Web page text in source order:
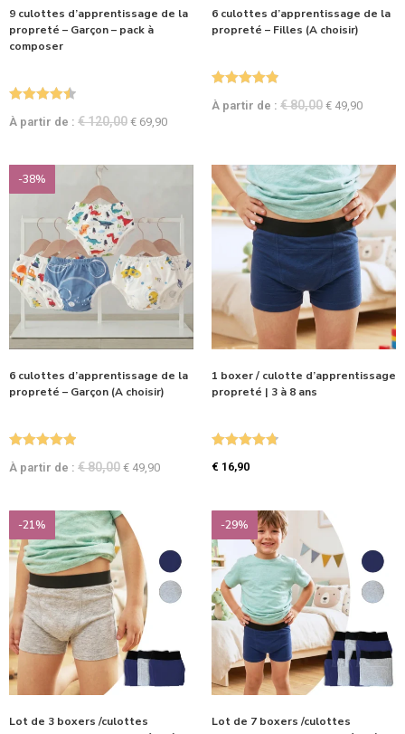
9 culottes d’apprentissage de la
propreté – Garçon – pack à
composer
sur 5
À partir de : €120,00 € 69,90
6 culottes d’apprentissage de la
propreté – Filles (A choisir)
sur 5
À partir de : €80,00 € 49,90
-38%
6 culottes d’apprentissage de la
propreté – Garçon (A choisir)
sur 5
À partir de : €80,00 € 49,90
1 boxer / culotte d’apprentissage
propreté | 3 à 8 ans
€ 16,90
-21%
Lot de 3 boxers /culottes
-29%
Lot de 7 boxers /culottes